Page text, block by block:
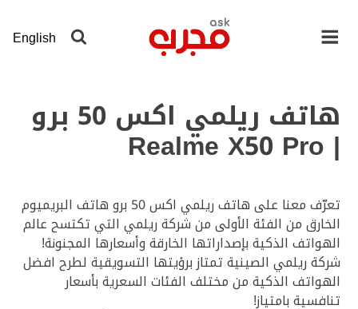
المحتوى English
هاتف ريلمي اكس 50 برو
| Realme X50 Pro
تعرّف معنا على هاتف ريلمي اكس 50 برو هاتف البريميوم
الخارق من الفئة الأولى من شركة ريلمي التي تكتسح عالم
الهواتف الذكية بإصداراتها الخارقة وأسعارها المجنونة!
شركة ريلمي الصينية تمتاز برؤيتها التسويقية لطرح افضل
الهواتف الذكية من مختلف الفئات السعرية بأسعار
تنافسية بامتياز!